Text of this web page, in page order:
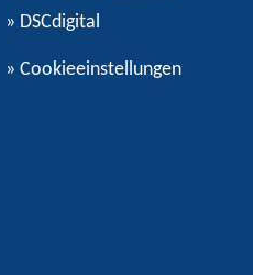
» DSCdigital
» Cookieeinstellungen